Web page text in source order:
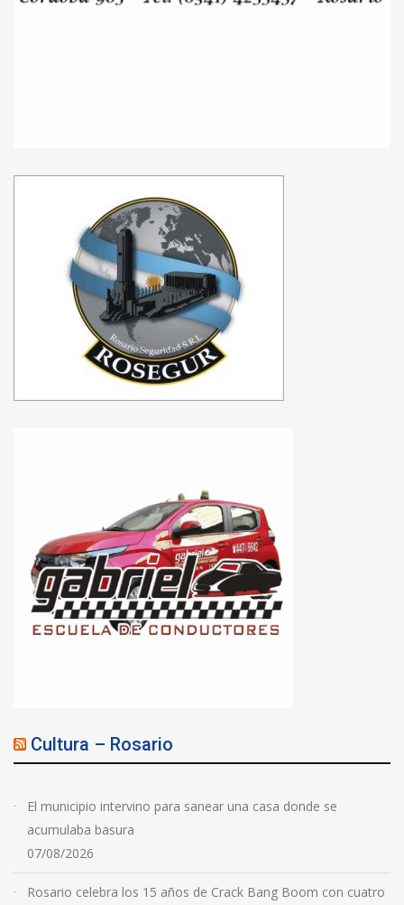
Cultura – Rosario
El municipio intervino para sanear una casa donde se
acumulaba basura
07/08/2026
Rosario celebra los 15 años de Crack Bang Boom con cuatro